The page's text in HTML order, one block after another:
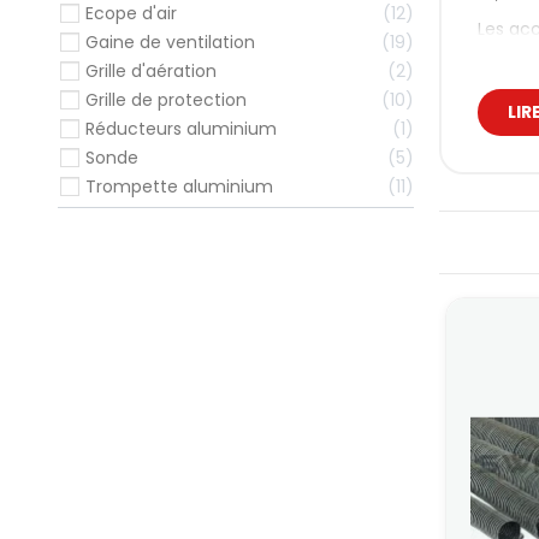
Les
Le
Un
Sur
guidé
Ecope d'air
12
Gaine de ventilation
19
Grille d'aération
2
Grille de protection
10
Réducteurs aluminium
1
Sonde
5
Trompette aluminium
11